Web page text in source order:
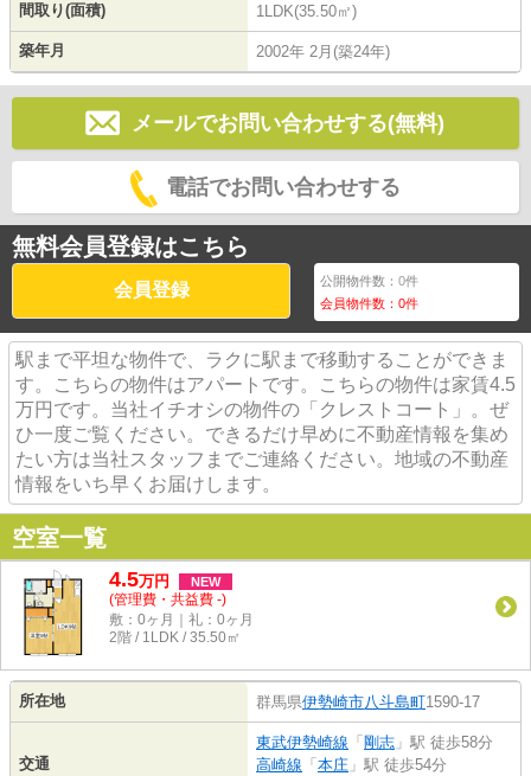
間取り(面積) 1LDK(35.50㎡)
築年月 2002年 2月(築24年)
メールでお問い合わせする(無料)
電話でお問い合わせする
無料会員登録はこちら
会員登録 公開物件数：0件
会員物件数：0件
駅まで平坦な物件で、ラクに駅まで移動することができま
す。こちらの物件はアパートです。こちらの物件は家賃4.5
万円です。当社イチオシの物件の「クレストコート」。ぜ
ひ一度ご覧ください。できるだけ早めに不動産情報を集め
たい方は当社スタッフまでご連絡ください。地域の不動産
情報をいち早くお届けします。
空室一覧
4.5万円 NEW
(管理費・共益費 -)
敷：0ヶ月｜礼：0ヶ月
2階 / 1LDK / 35.50㎡
所在地 群馬県伊勢崎市八斗島町1590-17
交通
東武伊勢崎線 「 剛志 」駅 徒歩58分
高崎線 「 本庄 」駅 徒歩54分